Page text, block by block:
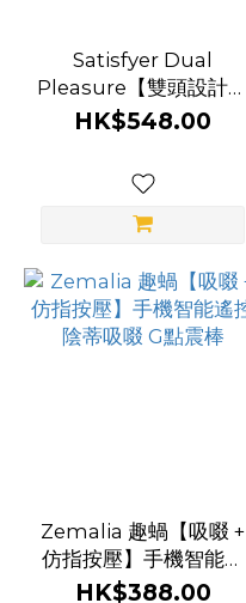
Satisfyer Dual
Pleasure【雙頭設計】
手機智能遙控 陰蒂吸啜
HK$548.00
Zemalia 趣蝸【吸啜 +
仿指按壓】手機智能遙
控 陰蒂吸啜 G點震棒
HK$388.00